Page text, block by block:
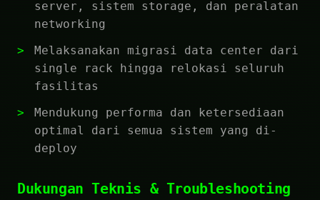
server, sistem storage, dan peralatan
networking
Melaksanakan migrasi data center dari
single rack hingga relokasi seluruh
fasilitas
Mendukung performa dan ketersediaan
optimal dari semua sistem yang di-
deploy
Dukungan Teknis & Troubleshooting